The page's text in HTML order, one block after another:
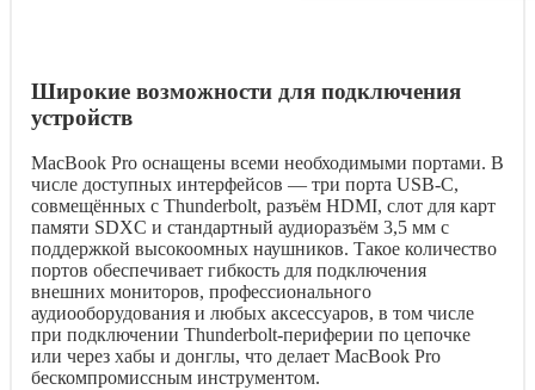
Широкие возможности для подключения
устройств
MacBook Pro оснащены всеми необходимыми портами. В
числе доступных интерфейсов — три порта USB-C,
совмещённых с Thunderbolt, разъём HDMI, слот для карт
памяти SDXC и стандартный аудиоразъём 3,5 мм с
поддержкой высокоомных наушников. Такое количество
портов обеспечивает гибкость для подключения
внешних мониторов, профессионального
аудиооборудования и любых аксессуаров, в том числе
при подключении Thunderbolt-периферии по цепочке
или через хабы и донглы, что делает MacBook Pro
бескомпромиссным инструментом.